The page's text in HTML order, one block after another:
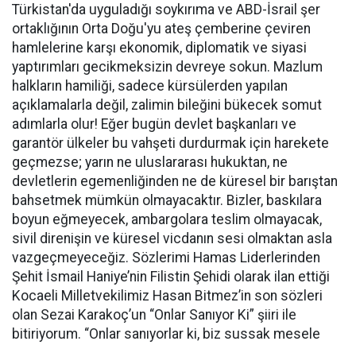
Türkistan'da uyguladığı soykırıma ve ABD-İsrail şer
ortaklığının Orta Doğu'yu ateş çemberine çeviren
hamlelerine karşı ekonomik, diplomatik ve siyasi
yaptırımları gecikmeksizin devreye sokun. Mazlum
halkların hamiliği, sadece kürsülerden yapılan
açıklamalarla değil, zalimin bileğini bükecek somut
adımlarla olur! Eğer bugün devlet başkanları ve
garantör ülkeler bu vahşeti durdurmak için harekete
geçmezse; yarın ne uluslararası hukuktan, ne
devletlerin egemenliğinden ne de küresel bir barıştan
bahsetmek mümkün olmayacaktır. Bizler, baskılara
boyun eğmeyecek, ambargolara teslim olmayacak,
sivil direnişin ve küresel vicdanın sesi olmaktan asla
vazgeçmeyeceğiz. Sözlerimi Hamas Liderlerinden
Şehit İsmail Haniye’nin Filistin Şehidi olarak ilan ettiği
Kocaeli Milletvekilimiz Hasan Bitmez’in son sözleri
olan Sezai Karakoç’un “Onlar Sanıyor Ki” şiiri ile
bitiriyorum. “Onlar sanıyorlar ki, biz sussak mesele